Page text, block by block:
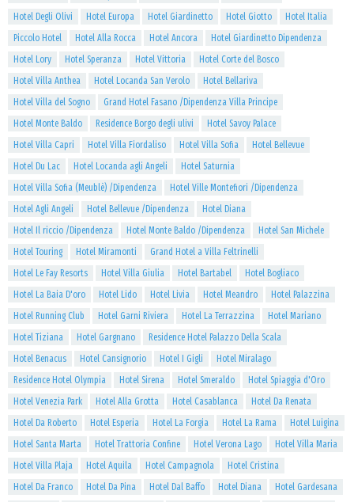
Hotel Degli Olivi
Hotel Europa Hotel Giardinetto Hotel Giotto
Hotel Italia
Piccolo Hotel
Hotel Alla Rocca Hotel Ancora
Hotel Giardinetto Dipendenza
Hotel Lory
Hotel Speranza Hotel Vittoria
Hotel Corte del Bosco
Hotel Villa Anthea
Hotel Locanda San Verolo
Hotel Bellariva
Hotel Villa del Sogno
Grand Hotel Fasano /Dipendenza Villa Principe
Hotel Monte Baldo
Residence Borgo degli ulivi
Hotel Savoy Palace
Hotel Villa Capri
Hotel Villa Fiordaliso Hotel Villa Sofia
Hotel Bellevue
Hotel Du Lac
Hotel Locanda agli Angeli
Hotel Saturnia
Hotel Villa Sofia (Meublè) /Dipendenza
Hotel Ville Montefiori /Dipendenza
Hotel Agli Angeli
Hotel Bellevue /Dipendenza
Hotel Diana
Hotel Il riccio /Dipendenza
Hotel Monte Baldo /Dipendenza
Hotel San Michele
Hotel Touring
Hotel Miramonti
Grand Hotel a Villa Feltrinelli
Hotel Le Fay Resorts
Hotel Villa Giulia Hotel Bartabel
Hotel Bogliaco
Hotel La Baia D'oro
Hotel Lido Hotel Livia Hotel Meandro
Hotel Palazzina
Hotel Running Club
Hotel Garni Riviera Hotel La Terrazzina
Hotel Mariano
Hotel Tiziana
Hotel Gargnano
Residence Hotel Palazzo Della Scala
Hotel Benacus
Hotel Cansignorio Hotel I Gigli
Hotel Miralago
Residence Hotel Olympia
Hotel Sirena Hotel Smeraldo
Hotel Spiaggia d'Oro
Hotel Venezia Park
Hotel Alla Grotta Hotel Casablanca
Hotel Da Renata
Hotel Da Roberto
Hotel Esperia Hotel La Forgia Hotel La Rama
Hotel Luigina
Hotel Santa Marta
Hotel Trattoria Confine Hotel Verona Lago
Hotel Villa Maria
Hotel Villa Plaja
Hotel Aquila Hotel Campagnola
Hotel Cristina
Hotel Da Franco
Hotel Da Pina Hotel Dal Baffo Hotel Diana
Hotel Gardesana